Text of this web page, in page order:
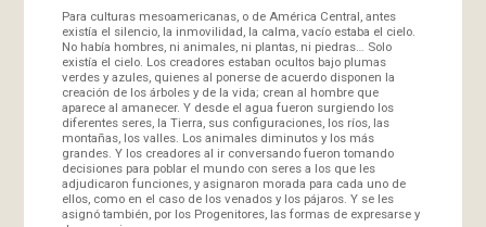
Para culturas mesoamericanas, o de América Central, antes
existía el silencio, la inmovilidad, la calma, vacío estaba el cielo.
No había hombres, ni animales, ni plantas, ni piedras… Solo
existía el cielo. Los creadores estaban ocultos bajo plumas
verdes y azules, quienes al ponerse de acuerdo disponen la
creación de los árboles y de la vida; crean al hombre que
aparece al amanecer. Y desde el agua fueron surgiendo los
diferentes seres, la Tierra, sus configuraciones, los ríos, las
montañas, los valles. Los animales diminutos y los más
grandes. Y los creadores al ir conversando fueron tomando
decisiones para poblar el mundo con seres a los que les
adjudicaron funciones, y asignaron morada para cada uno de
ellos, como en el caso de los venados y los pájaros. Y se les
asignó también, por los Progenitores, las formas de expresarse y